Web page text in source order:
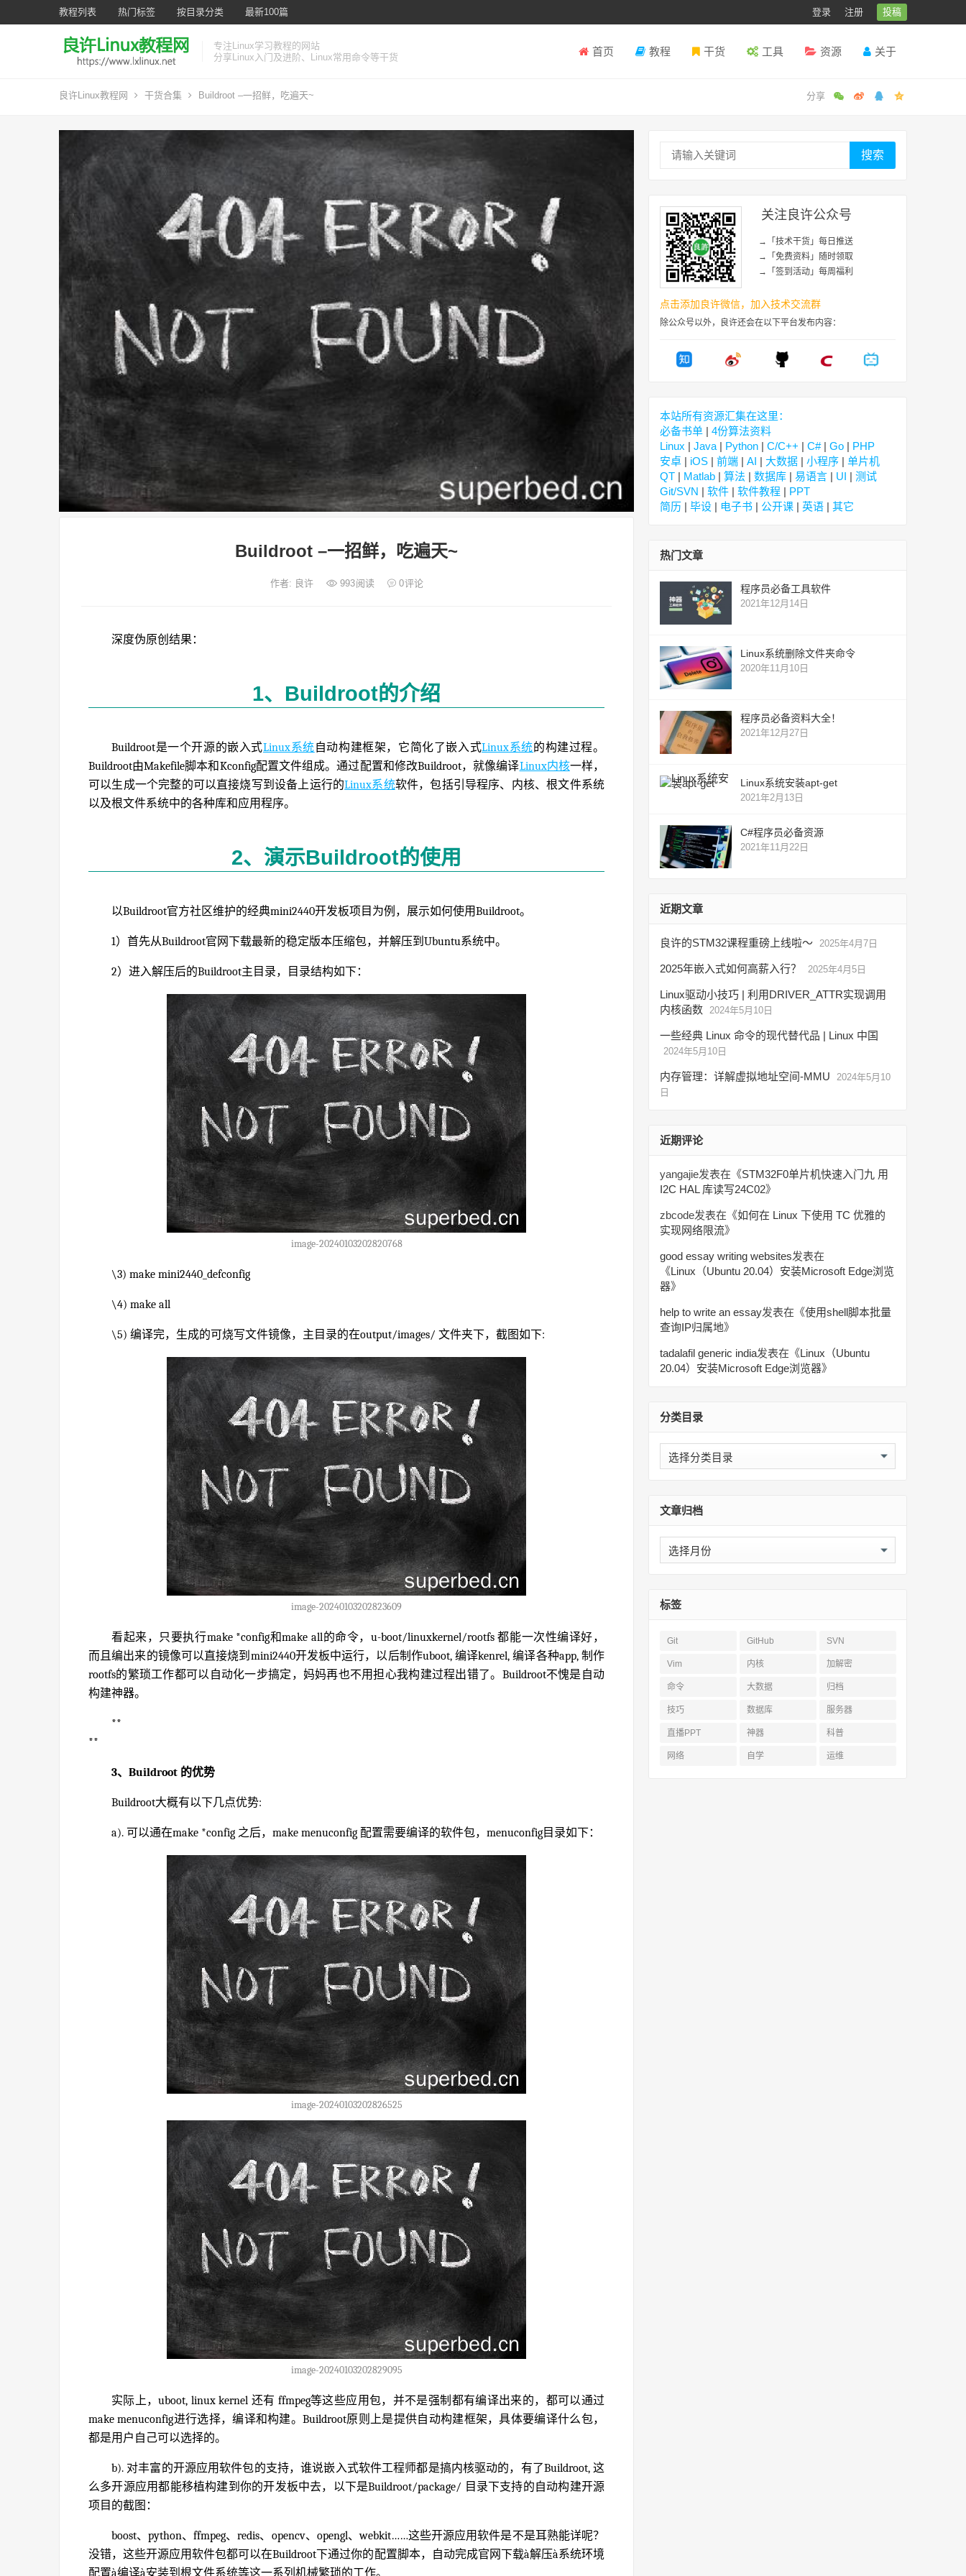
教程列表 热门标签 按目录分类 最新100篇 登录 注册 投稿
专注Linux学习教程的网站
分享Linux入门及进阶、Linux常用命令等干货
首页 教程 干货 工具 资源 关于
良许Linux教程网 干货合集 Buildroot –一招鲜，吃遍天~
Buildroot –一招鲜，吃遍天~
作者: 良许 993阅读 0评论
深度伪原创结果：
1、Buildroot的介绍
Buildroot是一个开源的嵌入式Linux系统自动构建框架，它简化了嵌入式Linux系统的构建过程。
Buildroot由Makefile脚本和Kconfig配置文件组成。通过配置和修改Buildroot，就像编译Linux内核一样，
可以生成一个完整的可以直接烧写到设备上运行的Linux系统软件，包括引导程序、内核、根文件系统
以及根文件系统中的各种库和应用程序。
2、演示Buildroot的使用
以Buildroot官方社区维护的经典mini2440开发板项目为例，展示如何使用Buildroot。
1）首先从Buildroot官网下载最新的稳定版本压缩包，并解压到Ubuntu系统中。
2）进入解压后的Buildroot主目录，目录结构如下：
image-20240103202820768
\3) make mini2440_defconfig
\4) make all
\5) 编译完，生成的可烧写文件镜像，主目录的在output/images/ 文件夹下，截图如下:
image-20240103202823609
看起来，只要执行make *config和make all的命令，u-boot/linuxkernel/rootfs 都能一次性编译好，
而且编出来的镜像可以直接烧到mini2440开发板中运行，以后制作uboot, 编译kenrel, 编译各种app, 制作
rootfs的繁琐工作都可以自动化一步搞定，妈妈再也不用担心我构建过程出错了。Buildroot不愧是自动
构建神器。
**
**
3、Buildroot 的优势
Buildroot大概有以下几点优势:
a). 可以通在make *config 之后，make menuconfig 配置需要编译的软件包，menuconfig目录如下：
image-20240103202826525
image-20240103202829095
实际上，uboot, linux kernel 还有 ffmpeg等这些应用包，并不是强制都有编译出来的，都可以通过
make menuconfig进行选择，编译和构建。Buildroot原则上是提供自动构建框架，具体要编译什么包，
都是用户自己可以选择的。
b). 对丰富的开源应用软件包的支持，谁说嵌入式软件工程师都是搞内核驱动的，有了Buildroot, 这
么多开源应用都能移植构建到你的开发板中去，以下是Buildroot/package/ 目录下支持的自动构建开源
项目的截图：
boost、python、ffmpeg、redis、opencv、opengl、webkit……这些开源应用软件是不是耳熟能详呢？
没错，这些开源应用软件包都可以在Buildroot下通过你的配置脚本，自动完成官网下载à解压à系统环境
配置à编译à安装到根文件系统等这一系列机械繁琐的工作。
搜索
关注良许公众号
→「技术干货」每日推送
→「免费资料」随时领取
→「签到活动」每周福利
点击添加良许微信，加入技术交流群
除公众号以外，良许还会在以下平台发布内容：
本站所有资源汇集在这里：
必备书单 | 4份算法资料
Linux | Java | Python | C/C++ | C#| Go | PHP
安卓 | iOS | 前端 | AI | 大数据 | 小程序 | 单片机
QT | Matlab | 算法 | 数据库 | 易语言 | UI | 测试
Git/SVN | 软件 | 软件教程 | PPT
简历 | 毕设 | 电子书 | 公开课 | 英语 | 其它
热门文章
程序员必备工具软件
2021年12月14日
Linux系统删除文件夹命令
2020年11月10日
程序员必备资料大全！
2021年12月27日
Linux系统安装apt-get
2021年2月13日
C#程序员必备资源
2021年11月22日
近期文章
良许的STM32课程重磅上线啦～ 2025年4月7日
2025年嵌入式如何高薪入行？ 2025年4月5日
Linux驱动小技巧 | 利用DRIVER_ATTR实现调用
内核函数 2024年5月10日
一些经典 Linux 命令的现代替代品 | Linux 中国
2024年5月10日
内存管理：详解虚拟地址空间-MMU
2024年5月10
日
近期评论
yangajie发表在《STM32F0单片机快速入门九 用
I2C HAL 库读写24C02》
zbcode发表在《如何在 Linux 下使用 TC 优雅的
实现网络限流》
good essay writing websites发表在
《Linux（Ubuntu 20.04）安装Microsoft Edge浏览
器》
help to write an essay发表在《使用shell脚本批量
查询IP归属地》
tadalafil generic india发表在《Linux（Ubuntu
20.04）安装Microsoft Edge浏览器》
分类目录
分
类
文章归档
文
章
标签
Git GitHub SVN
Vim 内核 加解密
命令 大数据 归档
技巧 数据库 服务器
直播PPT 神器 科普
网络 自学 运维